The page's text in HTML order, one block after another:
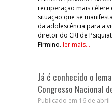
recuperação mais célere
situação que se
da adolescência para a
diretor do CRI de
Firmino. ler mais...
Já é conhecido o
Congresso Nacional
Publicado em 16 de abril